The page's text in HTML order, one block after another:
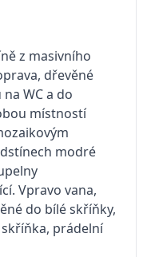
z masivního
dřevěné
WC a do
místností
modré
Vpravo vana,
do bílé skříňky,
prádelní